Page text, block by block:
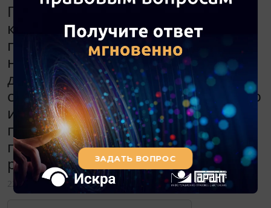
При производстве гофротары на
конец периода образуются остатки
готовой продукции и
незавершенного производства. В
данном случае затраты можно
списать в себестоимость полностью
или делить между незавершенным
производством и реализованной
продукцией? И если делить, то все
расходы или только прямые?
22 апреля 2022